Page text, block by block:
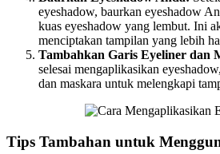
eyeshadow, baurkan eyeshadow
kuas eyeshadow yang lembut. Ini
menciptakan tampilan yang lebih
Tambahkan Garis Eyeliner dan
selesai mengaplikasikan
dan maskara untuk melengkapi
Tips Tambahan untuk